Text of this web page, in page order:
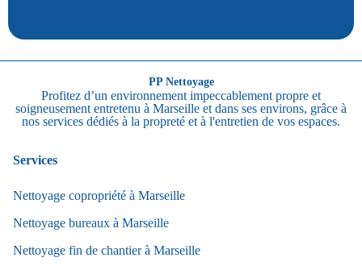
PP Nettoyage
Profitez d’un environnement impeccablement propre et
soigneusement entretenu à Marseille et dans ses environs, grâce à
nos services dédiés à la propreté et à l'entretien de vos espaces.
Services
Nettoyage copropriété à Marseille
Nettoyage bureaux à Marseille
Nettoyage fin de chantier à Marseille